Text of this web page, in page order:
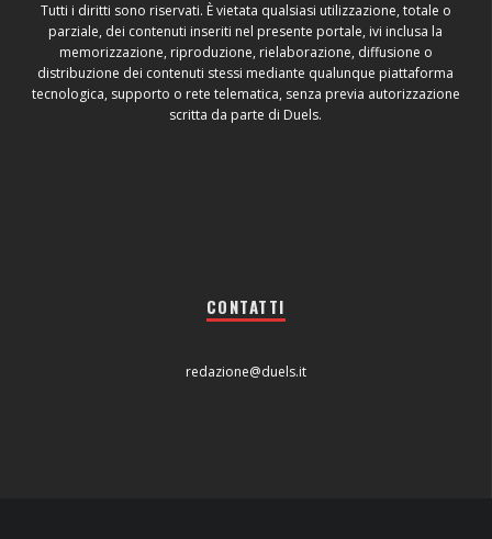
Tutti i diritti sono riservati. È vietata qualsiasi utilizzazione, totale o
parziale, dei contenuti inseriti nel presente portale, ivi inclusa la
memorizzazione, riproduzione, rielaborazione, diffusione o
distribuzione dei contenuti stessi mediante qualunque piattaforma
tecnologica, supporto o rete telematica, senza previa autorizzazione
scritta da parte di Duels.
CONTATTI
redazione@duels.it